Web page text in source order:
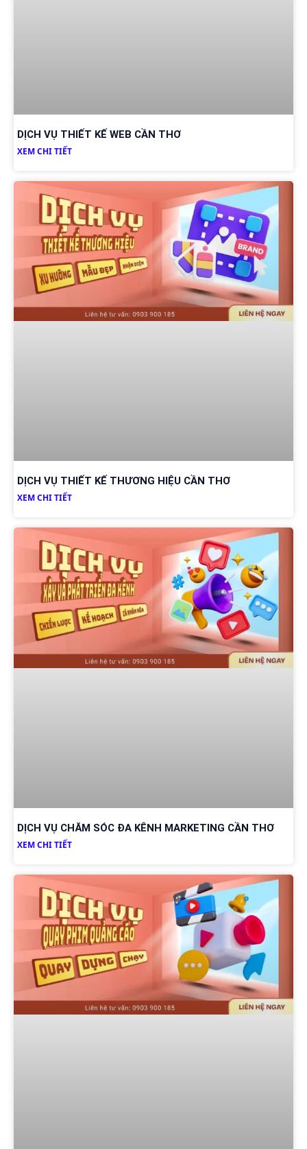
DỊCH VỤ THIẾT KẾ WEB CẦN THƠ
XEM CHI TIẾT
DỊCH VỤ THIẾT KẾ THƯƠNG HIỆU CẦN THƠ
XEM CHI TIẾT
DỊCH VỤ CHĂM SÓC ĐA KÊNH MARKETING CẦN THƠ
XEM CHI TIẾT